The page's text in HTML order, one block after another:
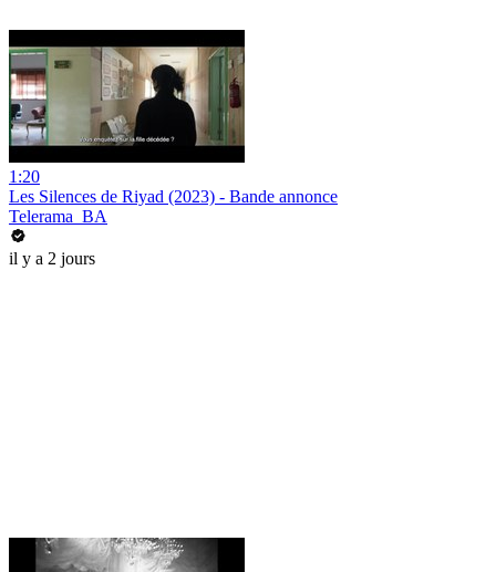
1:20
Les Silences de Riyad (2023) - Bande annonce
Telerama_BA
il y a 2 jours